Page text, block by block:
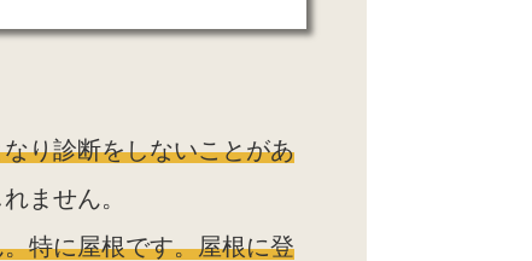
り診断をしないことがあ
ません。
特に屋根です。屋根に登